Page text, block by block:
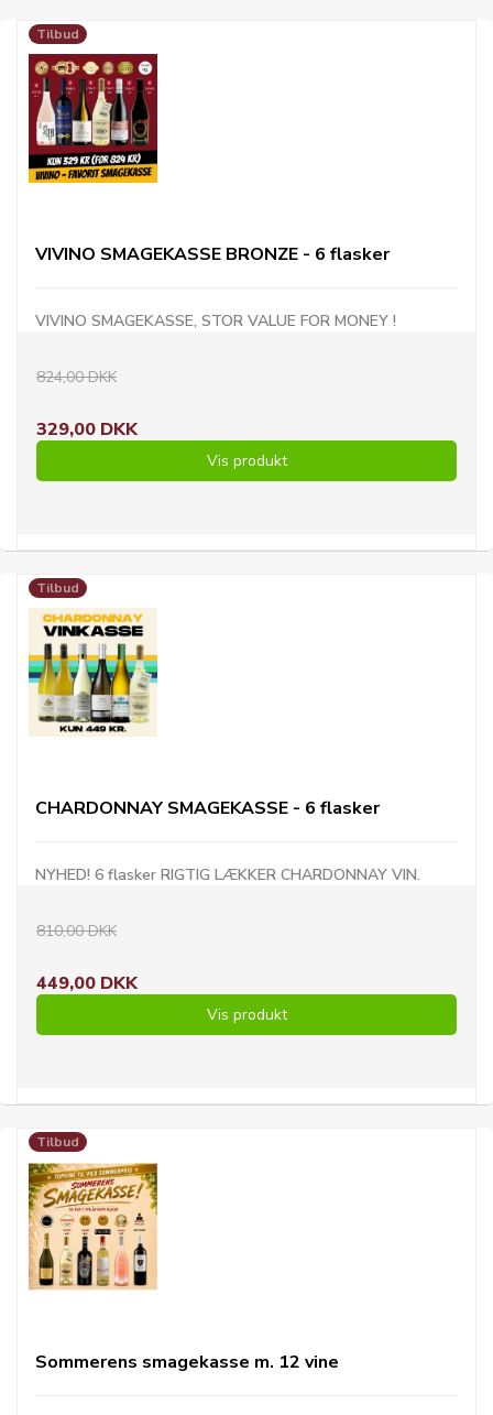
Tilbud
VIVINO SMAGEKASSE BRONZE - 6 flasker
VIVINO SMAGEKASSE, STOR VALUE FOR MONEY !
824,00 DKK
329,00 DKK
Vis produkt
Tilbud
CHARDONNAY SMAGEKASSE - 6 flasker
NYHED! 6 flasker RIGTIG LÆKKER CHARDONNAY VIN.
810,00 DKK
449,00 DKK
Vis produkt
Tilbud
Sommerens smagekasse m. 12 vine